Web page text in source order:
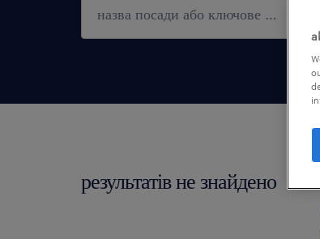
результатів не знайдено